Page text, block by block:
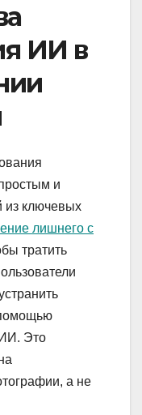
ИИ в
и
из ключевых
лишнего с
тратить
ИИ. Это
а не